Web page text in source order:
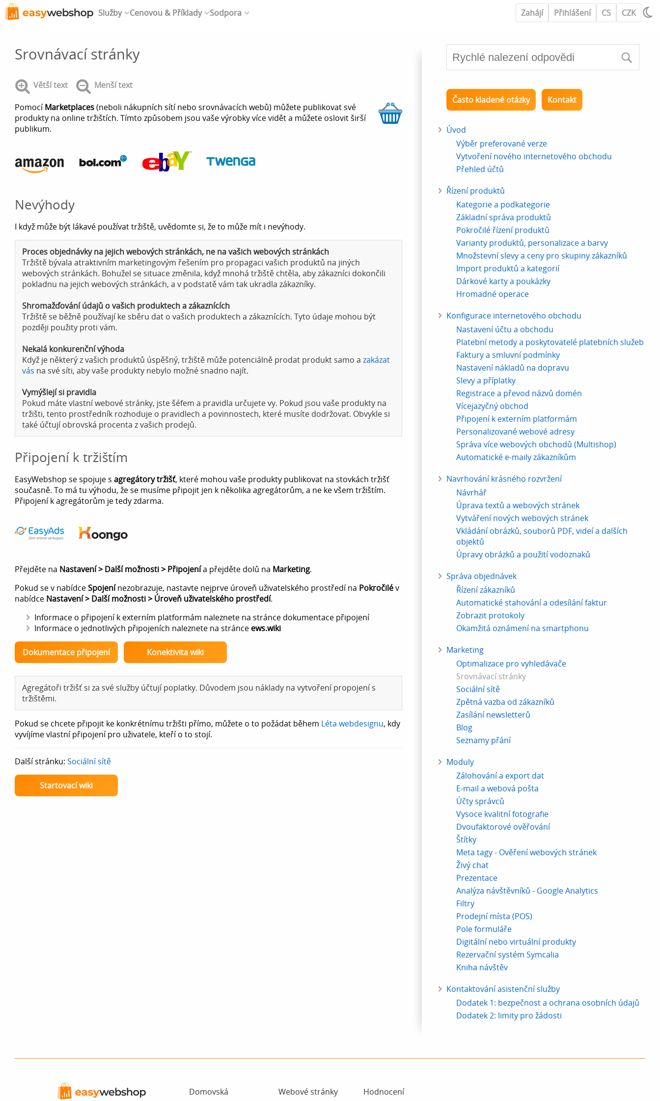
Služby Cenovou & Příklady Sodpora Zahájí Přihlášení CS CZK
Srovnávací stránky
Větší text Menší text
PomocíMarketplaces(neboli nákupních sítí nebo srovnávacích webů) můžete publikovat své
produkty na online tržištích. Tímto způsobem jsou vaše výrobky více vidět a můžete oslovit širší
publikum.
Nevýhody
I když může být lákavé používat tržiště, uvědomte si, že to může mít i nevýhody.
Proces objednávky na jejich webových stránkách, ne na vašich webových stránkách
Tržiště bývala atraktivním marketingovým řešením pro propagaci vašich produktů na jiných
webových stránkách. Bohužel se situace změnila, když mnohá tržiště chtěla, aby zákazníci dokončili
pokladnu na jejich webových stránkách, a v podstatě vám tak ukradla zákazníky.
Shromažďování údajů o vašich produktech a zákaznících
Tržiště se běžně používají ke sběru dat o vašich produktech a zákaznících. Tyto údaje mohou být
později použity proti vám.
Nekalá konkurenční výhoda
Když je některý z vašich produktů úspěšný, tržiště může potenciálně prodat produkt samo a zakázat
vás na své síti, aby vaše produkty nebylo možné snadno najít.
Vymýšlejí si pravidla
Pokud máte vlastní webové stránky, jste šéfem a pravidla určujete vy. Pokud jsou vaše produkty na
tržišti, tento prostředník rozhoduje o pravidlech a povinnostech, které musíte dodržovat. Obvykle si
také účtují obrovská procenta z vašich prodejů.
Připojení k tržištím
EasyWebshop se spojuje s agregátory tržišť, které mohou vaše produkty publikovat na stovkách tržišť
současně. To má tu výhodu, že se musíme připojit jen k několika agregátorům, a ne ke všem tržištím.
Připojení k agregátorům je tedy zdarma.
Přejděte na Nastavení > Další možnosti > Připojenía přejděte dolů na Marketing.
Pokud se v nabídceSpojenínezobrazuje, nastavte nejprve úroveň uživatelského prostředí na Pokročilév
nabídce Nastavení > Další možnosti > Úroveň uživatelského prostředí.
Informace o připojení k externím platformám naleznete na stránce dokumentace připojení
Informace o jednotlivých připojeních naleznete na stránce ews.wiki
Dokumentace připojení Konektivita wiki
Agregátoři tržišť si za své služby účtují poplatky. Důvodem jsou náklady na vytvoření propojení s
tržištěmi.
Pokud se chcete připojit ke konkrétnímu tržišti přímo, můžete o to požádat během Léta webdesignu, kdy
vyvíjíme vlastní připojení pro uživatele, kteří o to stojí.
Další stránku: Sociální sítě
Startovací wiki
Často kladené otázky Kontakt
Úvod
Výběr preferované verze
Vytvoření nového internetového obchodu
Přehled účtů
Řízení produktů
Kategorie a podkategorie
Základní správa produktů
Pokročilé řízení produktů
Varianty produktů, personalizace a barvy
Množstevní slevy a ceny pro skupiny zákazníků
Import produktů a kategorií
Dárkové karty a poukázky
Hromadné operace
Konfigurace internetového obchodu
Nastavení účtu a obchodu
Platební metody a poskytovatelé platebních služeb
Faktury a smluvní podmínky
Nastavení nákladů na dopravu
Slevy a příplatky
Registrace a převod názvů domén
Vícejazyčný obchod
Připojení k externím platformám
Personalizované webové adresy
Správa více webových obchodů (Multishop)
Automatické e-maily zákazníkům
Navrhování krásného rozvržení
Návrhář
Úprava textů a webových stránek
Vytváření nových webových stránek
Vkládání obrázků, souborů PDF, videí a dalších
objektů
Úpravy obrázků a použití vodoznaků
Správa objednávek
Řízení zákazníků
Automatické stahování a odesílání faktur
Zobrazit protokoly
Okamžitá oznámení na smartphonu
Marketing
Optimalizace pro vyhledávače
Srovnávací stránky
Sociální sítě
Zpětná vazba od zákazníků
Zasílání newsletterů
Blog
Seznamy přání
Moduly
Zálohování a export dat
E-mail a webová pošta
Účty správců
Vysoce kvalitní fotografie
Dvoufaktorové ověřování
Štítky
Meta tagy - Ověření webových stránek
Živý chat
Prezentace
Analýza návštěvníků - Google Analytics
Filtry
Prodejní místa (POS)
Pole formuláře
Digitální nebo virtuální produkty
Rezervační systém Symcalia
Kniha návštěv
Kontaktování asistenční služby
Dodatek 1: bezpečnost a ochrana osobních údajů
Dodatek 2: limity pro žádosti
Domovská Webové stránky Hodnocení